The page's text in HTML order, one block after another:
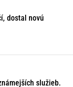
dostal novú
služieb.